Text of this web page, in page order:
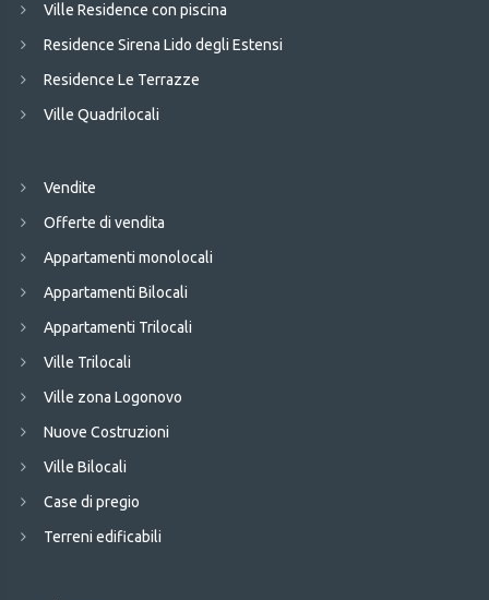
Ville Residence con piscina
Residence Sirena Lido degli Estensi
Residence Le Terrazze
Ville Quadrilocali
Vendite
Offerte di vendita
Appartamenti monolocali
Appartamenti Bilocali
Appartamenti Trilocali
Ville Trilocali
Ville zona Logonovo
Nuove Costruzioni
Ville Bilocali
Case di pregio
Terreni edificabili